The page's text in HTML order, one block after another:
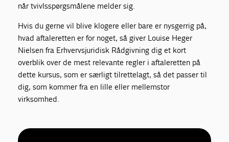
når tvivlsspørgsmålene melder sig.
Hvis du gerne vil blive klogere eller bare er nysgerrig på,
hvad aftaleretten er for noget, så giver Louise Heger
Nielsen fra Erhvervsjuridisk Rådgivning dig et kort
overblik over de mest relevante regler i aftaleretten på
dette kursus, som er særligt tilrettelagt, så det passer til
dig, som kommer fra en lille eller mellemstor
virksomhed.